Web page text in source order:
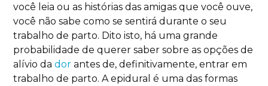
você leia ou as histórias das amigas que você ouve,
você não sabe como se sentirá durante o seu
trabalho de parto. Dito isto, há uma grande
probabilidade de querer saber sobre as opções de
alívio dador antes de, definitivamente, entrar em
trabalho de parto. A epidural é uma das formas